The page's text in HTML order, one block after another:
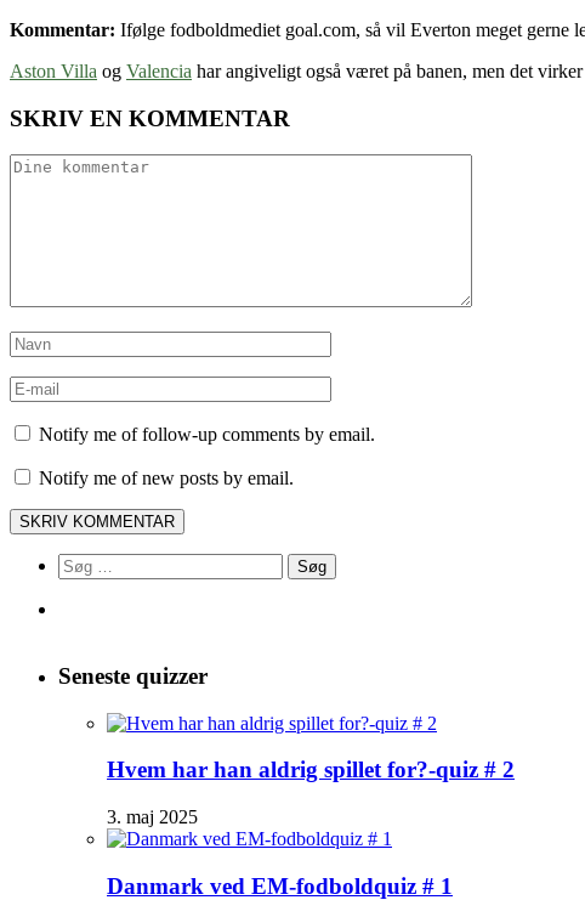
Kommentar: Ifølge fodboldmediet goal.com, så vil Everton meget gerne
Aston Villa og Valencia har angiveligt også været på banen, men det
SKRIV EN KOMMENTAR
Notify me of follow-up comments by email.
Notify me of new posts by email.
Søg
efter:
Seneste quizzer
Hvem har han aldrig spillet for?-quiz # 2
3. maj 2025
Danmark ved EM-fodboldquiz # 1